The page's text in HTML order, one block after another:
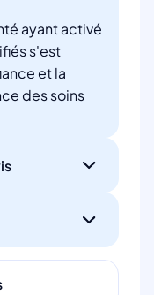
ayant activé
s'est
et la
des soins